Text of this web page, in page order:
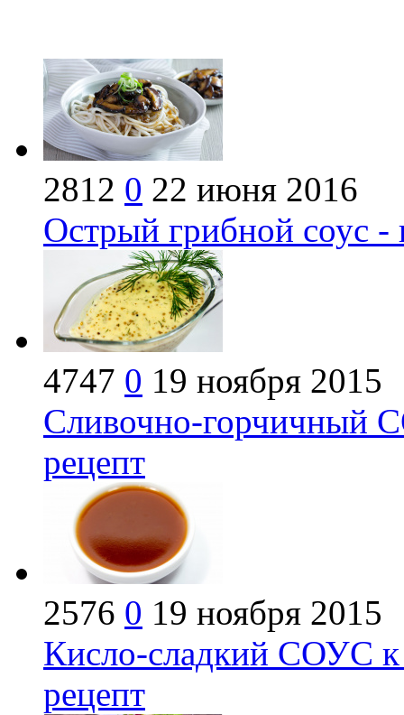
2812 0 22 июня 2016
Острый грибной соус -
4747 0 19 ноября 2015
Сливочно-
рецепт
2576 0 19 ноября 2015
Кисло-сладкий
рецепт